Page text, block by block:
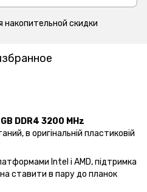
накопительной скидки
DDR4 3200 MHz
в оригінальній пластиковій
Intel і AMD, підтримка
ставити в пару до планок